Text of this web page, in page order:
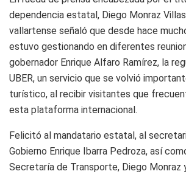
dependencia estatal, Diego Monraz
vallartense señaló que desde hace
estuvo gestionando en diferentes
gobernador Enrique Alfaro Ramírez, la
UBER, un servicio que se volvió
turístico, al recibir visitantes que
esta plataforma internacional.
Felicitó al mandatario estatal, al
Gobierno Enrique Ibarra Pedroza, así
Secretaría de Transporte, Diego Monraz